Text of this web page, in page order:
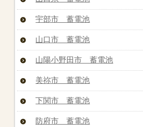
宇部市 蓄電池
山口市 蓄電池
山陽小野田市 蓄電池
美祢市 蓄電池
下関市 蓄電池
防府市 蓄電池